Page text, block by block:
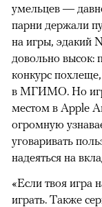
умельцев —
парни держали
на игры, эдакий
довольно высок:
конкурс
в МГИМО. Но
местом в Apple
огромную
уговаривать
надеяться на
«Если твоя игра
играть. Также